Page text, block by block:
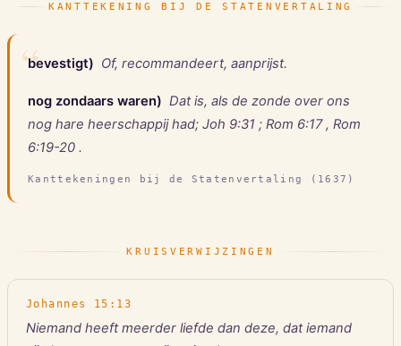
KANTTEKENING BIJ DE STATENVERTALING
“
bevestigt) Of, recommandeert, aanprijst.
nog zondaars waren) Dat is, als de zonde over ons
nog hare heerschappij had; Joh 9:31 ; Rom 6:17 , Rom
6:19-20 .
Kanttekeningen bij de Statenvertaling (1637)
KRUISVERWIJZINGEN
Johannes 15 : 13
Niemand heeft meerder liefde dan deze, dat iemand